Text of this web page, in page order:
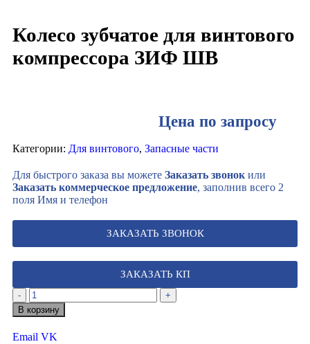
Колесо зубчатое для винтового
компрессора ЗИФ ШВ
Цена по запросу
Категории: Для винтового, Запасные части
Для быстрого заказа вы можете Заказать звонок или
Заказать коммерческое предложение, заполнив всего 2
поля Имя и телефон
ЗАКАЗАТЬ ЗВОНОК
ЗАКАЗАТЬ КП
-
+
В корзину
Email VK